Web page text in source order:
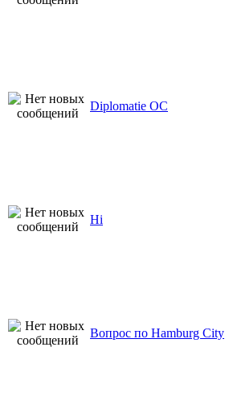
Diplomatie OC
Hi
Вопрос по Hamburg City